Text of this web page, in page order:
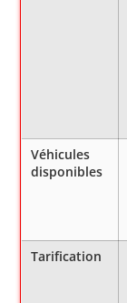
Véhicules
disponibles
Tarification